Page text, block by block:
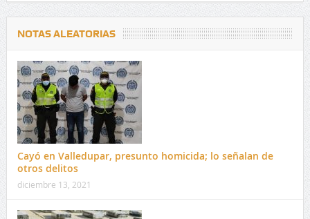
NOTAS ALEATORIAS
Cayó en Valledupar, presunto homicida; lo señalan de
otros delitos
diciembre 13, 2021